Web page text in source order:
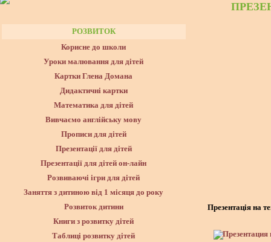
РОЗВИТОК
Корисне до школи
Уроки малювання для дітей
Картки Глена Домана
Дидактичні картки
Математика для дітей
Вивчаємо англійську мову
Прописи для дітей
Презентації для дітей
Презентації для дітей он-лайн
Розвиваючі ігри для дітей
Заняття з дитиною від 1 місяця до року
Розвиток дитини
Книги з розвитку дітей
Таблиці розвитку дітей
Презентація на